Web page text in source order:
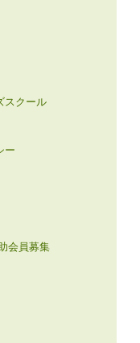
スクール
ー
会員募集